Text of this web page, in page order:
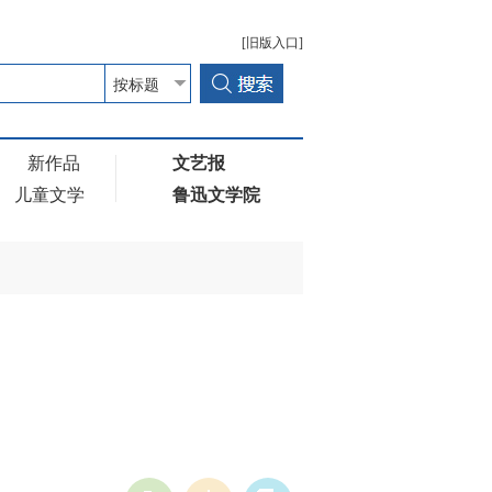
[旧版入口]
新作品
儿童文学
文艺报
鲁迅文学院